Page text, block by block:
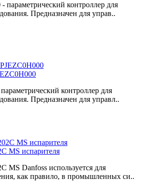
параметрический контроллер для
Предназначен для управ..
контроллер для
Предназначен для управл..
MS испарителя
MS Danfoss используется для
как правило, в промышленных си..